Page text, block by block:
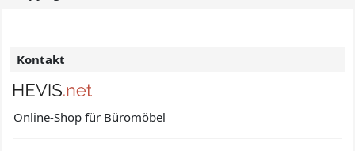
Kontakt
Online-Shop für Büromöbel